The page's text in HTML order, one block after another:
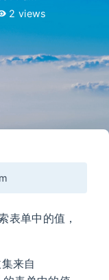
2 views
表单中的值，
来自